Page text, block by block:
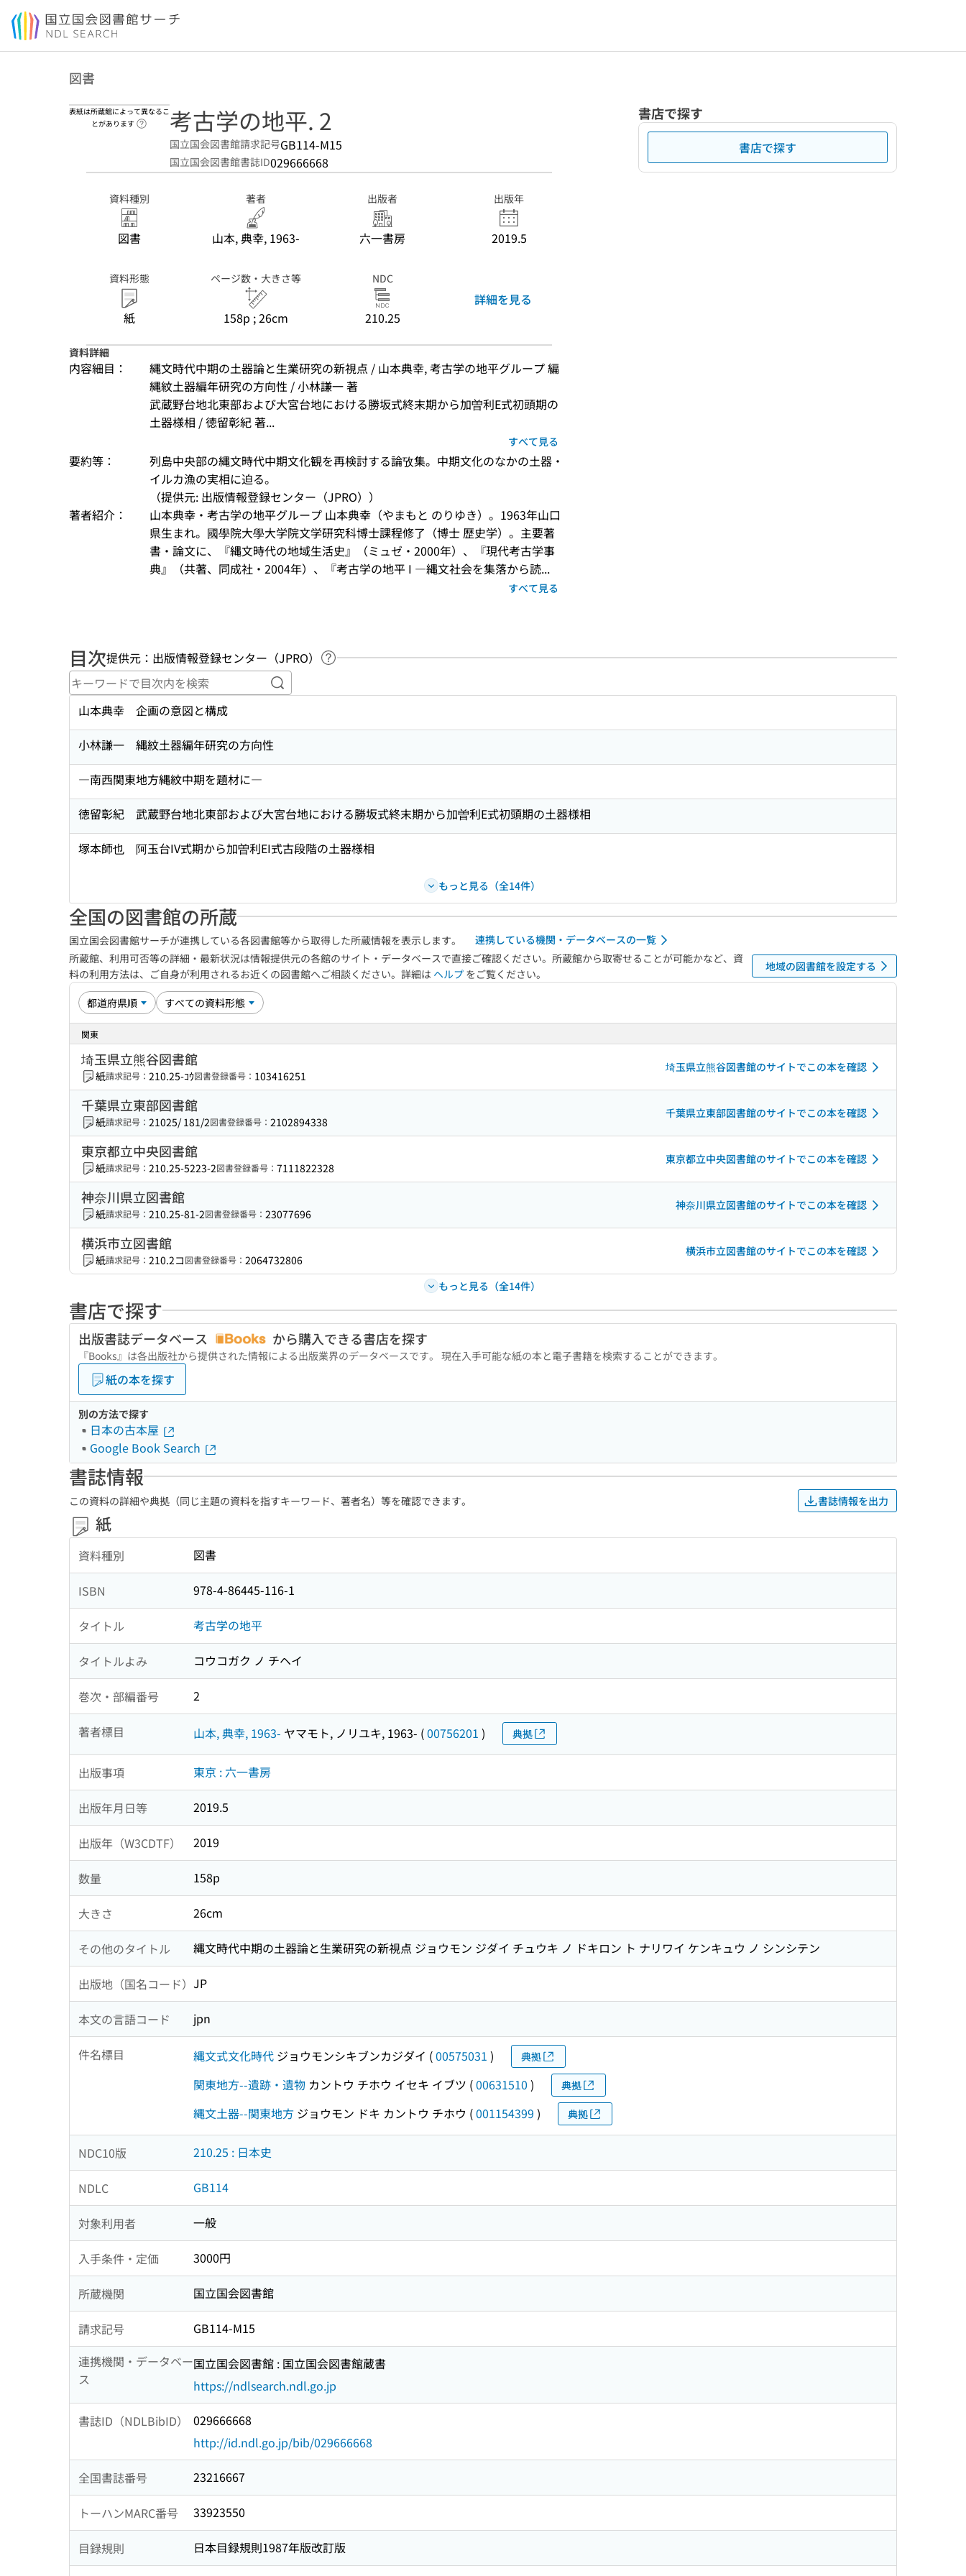
本文へ移動
図書
表紙は所蔵館によって異なるこ
とがあります
ヘルプページへのリンク
考古学の地平. 2
国立国会図書館請求記号GB114-M15
国立国会図書館書誌ID029666668
資料種別
図書
著者
山本, 典幸, 1963-
出版者
六一書房
出版年
2019.5
資料形態
紙
ページ数・大きさ等
158p ; 26cm
NDC
210.25
詳細を見る
資料詳細
内容細目：
縄文時代中期の土器論と生業研究の新視点 / 山本典幸, 考古学の地平グループ 編
縄紋土器編年研究の方向性 / 小林謙一 著
武蔵野台地北東部および大宮台地における勝坂式終末期から加曽利E式初頭期の
土器様相 / 徳留彰紀 著...
すべて見る
要約等：
列島中央部の縄文時代中期文化観を再検討する論攷集。中期文化のなかの土器・
イルカ漁の実相に迫る。
（提供元: 出版情報登録センター（JPRO））
著者紹介：
山本典幸・考古学の地平グループ 山本典幸（やまもと のりゆき）。1963年山口
県生まれ。國學院大學大学院文学研究科博士課程修了（博士 歴史学）。主要著
書・論文に、『縄文時代の地域生活史』（ミュゼ・2000年）、『現代考古学事
典』（共著、同成社・2004年）、『考古学の地平 I ―縄文社会を集落から読...
すべて見る
書店で探す
書店で探す
目次提供元：出版情報登録センター（JPRO）
ヘルプページへのリンク
キーワードで目次内を検索
山本典幸 企画の意図と構成
小林謙一 縄紋土器編年研究の方向性
―南西関東地方縄紋中期を題材に―
徳留彰紀 武蔵野台地北東部および大宮台地における勝坂式終末期から加曽利E式初頭期の土器様相
塚本師也 阿玉台IV式期から加曽利EI式古段階の土器様相
もっと見る（全14件）
全国の図書館の所蔵
国立国会図書館サーチが連携している各図書館等から取得した所蔵情報を表示します。
連携している機関・データベースの一覧
所蔵館、利用可否等の詳細・最新状況は情報提供元の各館のサイト・データベースで直接ご確認ください。所蔵館から取寄せることが可能かなど、資
料の利用方法は、ご自身が利用されるお近くの図書館へご相談ください。詳細は ヘルプ をご覧ください。
地域の図書館を設定する
関東
埼玉県立熊谷図書館
紙請求記号： 210.25-ｺｳ図書登録番号： 103416251
埼玉県立熊谷図書館のサイトでこの本を確認
千葉県立東部図書館
紙請求記号： 21025/ 181/2図書登録番号： 2102894338
千葉県立東部図書館のサイトでこの本を確認
東京都立中央図書館
紙請求記号： 210.25-5223-2図書登録番号： 7111822328
東京都立中央図書館のサイトでこの本を確認
神奈川県立図書館
紙請求記号： 210.25-81-2図書登録番号： 23077696
神奈川県立図書館のサイトでこの本を確認
横浜市立図書館
紙請求記号： 210.2コ図書登録番号： 2064732806
横浜市立図書館のサイトでこの本を確認
もっと見る（全14件）
書店で探す
出版書誌データベース から購入できる書店を探す
『Books』は各出版社から提供された情報による出版業界のデータベースです。 現在入手可能な紙の本と電子書籍を検索することができます。
紙の本を探す
別の方法で探す
日本の古本屋
Google Book Search
書誌情報
この資料の詳細や典拠（同じ主題の資料を指すキーワード、著者名）等を確認できます。 書誌情報を出力
紙
資料種別 図書
ISBN 978-4-86445-116-1
タイトル 考古学の地平
タイトルよみ コウコガク ノ チヘイ
巻次・部編番号 2
著者標目 山本, 典幸, 1963- ヤマモト, ノリユキ, 1963- (00756201 ) 典拠
出版事項 東京 : 六一書房
出版年月日等 2019.5
出版年（W3CDTF） 2019
数量 158p
大きさ 26cm
その他のタイトル 縄文時代中期の土器論と生業研究の新視点 ジョウモン ジダイ チュウキ ノ ドキロン ト ナリワイ ケンキュウ ノ シンシテン
出版地（国名コード） JP
本文の言語コード jpn
件名標目 縄文式文化時代 ジョウモンシキブンカジダイ (00575031 ) 典拠
関東地方--遺跡・遺物 カントウ チホウ イセキ イブツ (00631510 ) 典拠
縄文土器--関東地方 ジョウモン ドキ カントウ チホウ (001154399 ) 典拠
NDC10版 210.25 : 日本史
NDLC GB114
対象利用者 一般
入手条件・定価 3000円
所蔵機関 国立国会図書館
請求記号
GB114-M15
連携機関・データベー
ス
国立国会図書館 : 国立国会図書館蔵書
https://ndlsearch.ndl.go.jp
書誌ID（NDLBibID）
029666668
http://id.ndl.go.jp/bib/029666668
全国書誌番号 23216667
トーハンMARC番号 33923550
目録規則 日本目録規則1987年版改訂版